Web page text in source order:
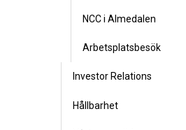
NCC i Almedalen
Arbetsplatsbesök
Investor Relations
Hållbarhet